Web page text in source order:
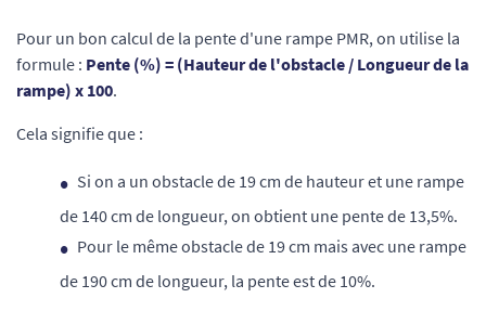
Pour un bon calcul de la pente d'une rampe PMR, on utilise la
formule : Pente (%) = (Hauteur de l'obstacle / Longueur de la
rampe) x 100.
Cela signifie que :
Si on a un obstacle de 19 cm de hauteur et une rampe
de 140 cm de longueur, on obtient une pente de 13,5%.
Pour le même obstacle de 19 cm mais avec une rampe
de 190 cm de longueur, la pente est de 10%.